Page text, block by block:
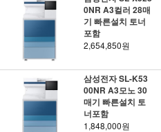
0NR A3컬러 28매
기 빠른설치 토너
포함
2,654,850원
삼성전자 SL-K53
00NR A3모노 30
매기 빠른설치 토
너포함
1,848,000원